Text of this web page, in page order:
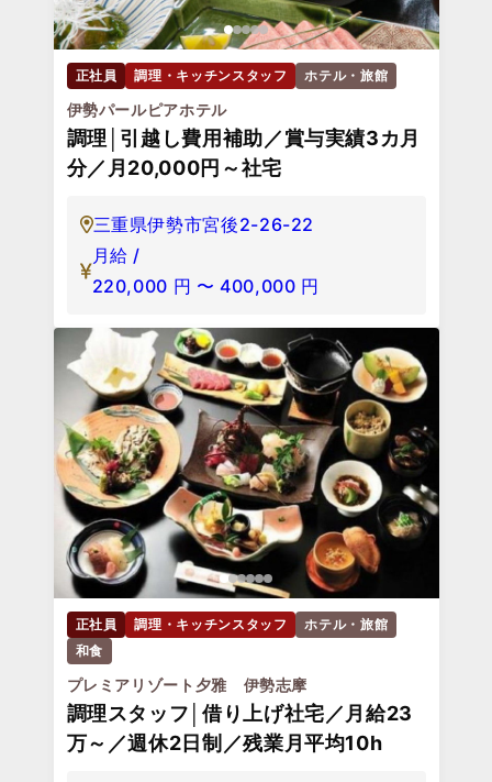
正社員 調理・キッチンスタッフ ホテル・旅館
伊勢パールピアホテル
調理│引越し費用補助／賞与実績3カ月
分／月20,000円～社宅
三重県伊勢市宮後2-26-22
月給 /
220,000 円 〜 400,000 円
正社員 調理・キッチンスタッフ
ホテル・旅館
和食
プレミアリゾート夕雅 伊勢志摩
調理スタッフ│借り上げ社宅／月給23
万～／週休2日制／残業月平均10h